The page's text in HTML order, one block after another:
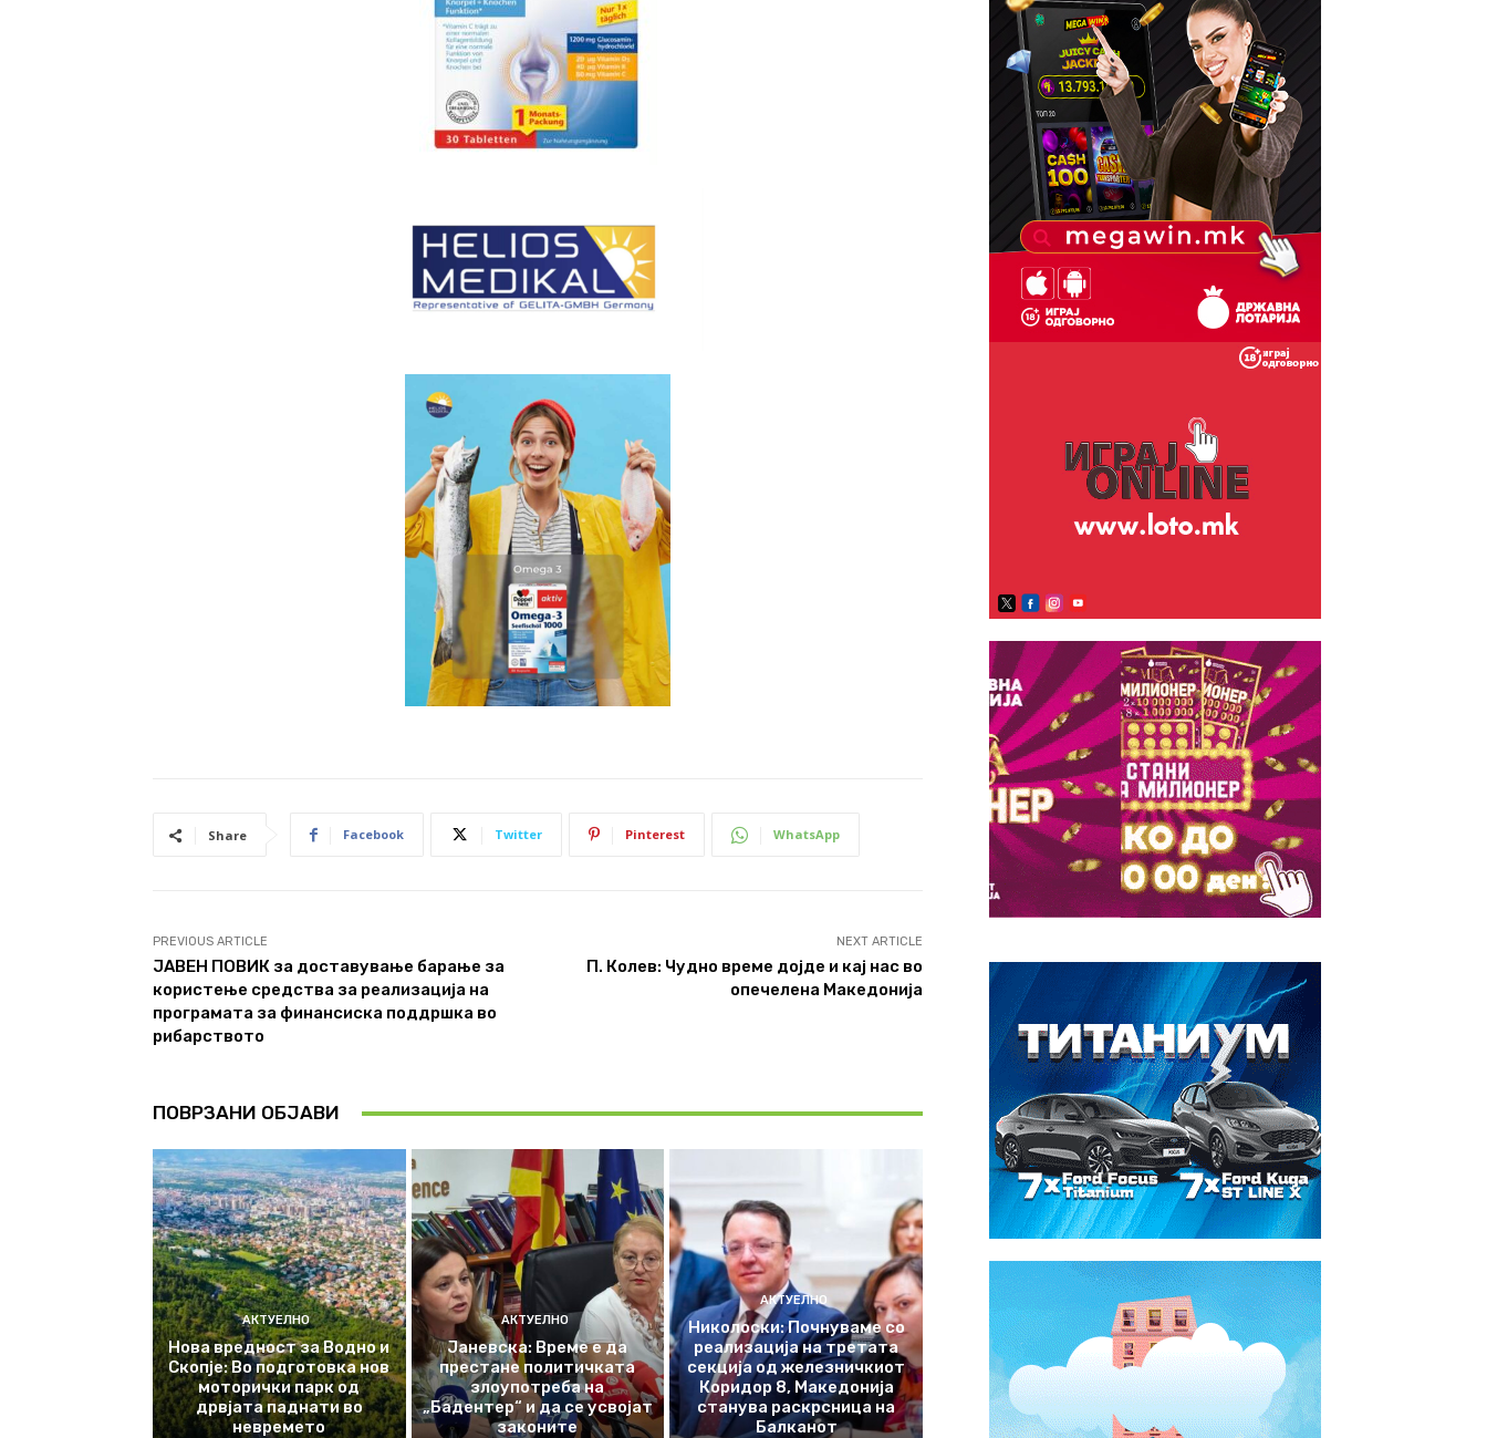
Share Facebook Twitter Pinterest WhatsApp
PREVIOUS ARTICLE
ЈАВЕН ПОВИК за доставување барање за
користење средства за реализација на
програмата за финансиска поддршка во
рибарството
NEXT ARTICLE
П. Колев: Чудно време дојде и кај нас во
опечелена Македонија
ПОВРЗАНИ ОБЈАВИ
АКТУЕЛНО
Нова вредност за Водно и
Скопје: Во подготовка нов
моторички парк од
дрвјата паднати во
невремето
АКТУЕЛНО
Јаневска: Време е да
престане политичката
злоупотреба на
„Бадентер“ и да се усвојат
законите
АКТУЕЛНО
Николоски: Почнуваме со
реализација на третата
секција од железничкиот
Коридор 8, Македонија
станува раскрсница на
Балканот